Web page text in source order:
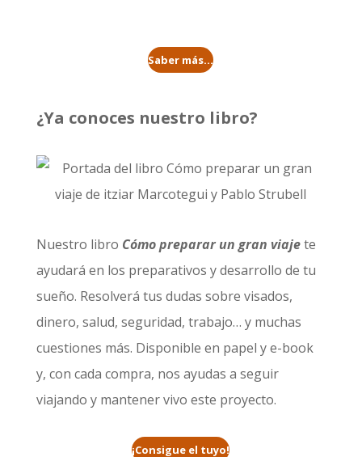
Saber más...
¿Ya conoces nuestro libro?
Nuestro libro Cómo preparar un gran viajete
ayudará en los preparativos y desarrollo de tu
sueño. Resolverá tus dudas sobre visados,
dinero, salud, seguridad, trabajo… y muchas
cuestiones más. Disponible en papel y e-book
y, con cada compra, nos ayudas a seguir
viajando y mantener vivo este proyecto.
¡Consigue el tuyo!